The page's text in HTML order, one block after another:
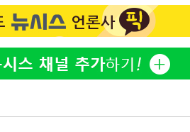
파
까
2
3
4